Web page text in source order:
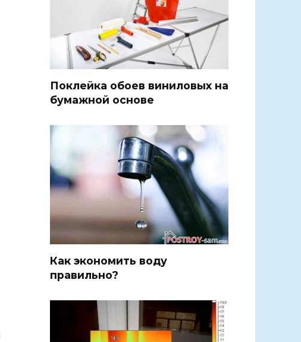
Поклейка обоев виниловых на
бумажной основе
Как экономить воду
правильно?